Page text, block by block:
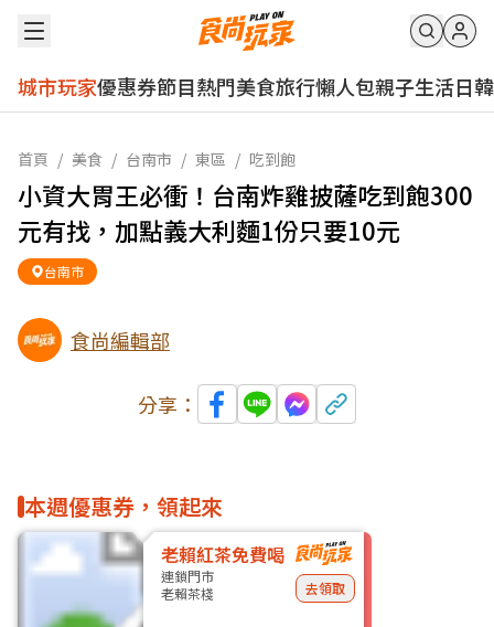
城市玩家優惠券節目熱門美食旅行懶人包親子生活日韓
首頁 / 美食 / 台南市 / 東區 / 吃到飽
小資大胃王必衝！台南炸雞披薩吃到飽300
元有找，加點義大利麵1份只要10元
台南市
食尚編輯部
分享：
本週優惠券，領起來
老賴紅茶免費喝
連鎖門市
老賴茶棧
去領取